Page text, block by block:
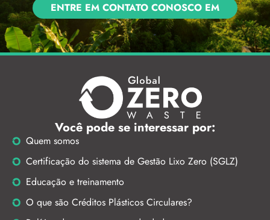
ENTRE EM CONTATO CONOSCO EM
Você pode se interessar por:
Quem somos
Certificação do sistema de Gestão Lixo Zero (SGLZ)
Educação e treinamento
O que são Créditos Plásticos Circulares?